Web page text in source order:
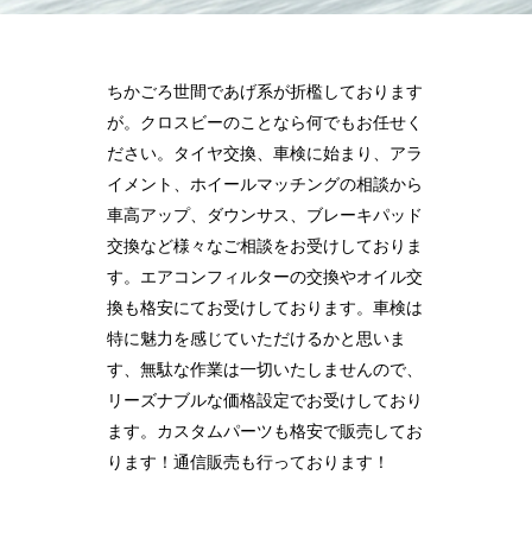
ちかごろ世間であげ系が折檻しております
が。クロスビーのことなら何でもお任せく
ださい。タイヤ交換、車検に始まり、アラ
イメント、ホイールマッチングの相談から
車高アップ、ダウンサス、ブレーキパッド
交換など様々なご相談をお受けしておりま
す。エアコンフィルターの交換やオイル交
換も格安にてお受けしております。車検は
特に魅力を感じていただけるかと思いま
す、無駄な作業は一切いたしませんので、
リーズナブルな価格設定でお受けしており
ます。カスタムパーツも格安で販売してお
ります！通信販売も行っております！